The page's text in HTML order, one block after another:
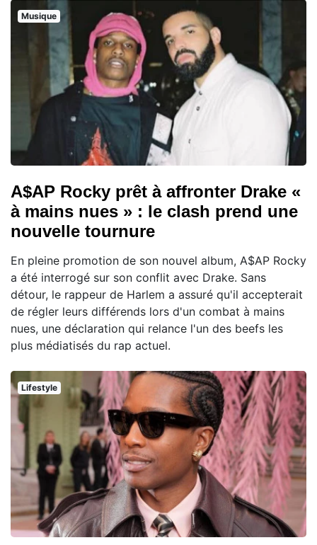
Musique
A$AP Rocky prêt à affronter Drake «
à mains nues » : le clash prend une
nouvelle tournure
En pleine promotion de son nouvel album, A$AP Rocky
a été interrogé sur son conflit avec Drake. Sans
détour, le rappeur de Harlem a assuré qu'il accepterait
de régler leurs différends lors d'un combat à mains
nues, une déclaration qui relance l'un des beefs les
plus médiatisés du rap actuel.
Lifestyle